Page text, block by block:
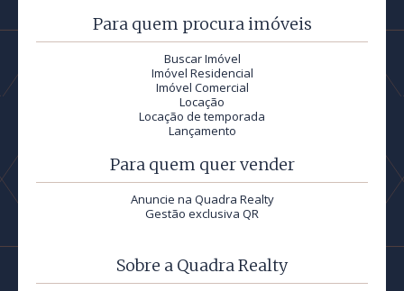
Para quem procura imóveis
Buscar Imóvel
Imóvel Residencial
Imóvel Comercial
Locação
Locação de temporada
Lançamento
Para quem quer vender
Anuncie na Quadra Realty
Gestão exclusiva QR
Sobre a Quadra Realty